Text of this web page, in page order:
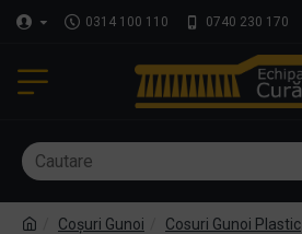
0314 100 110 0740 230 170
Coşuri Gunoi Cosuri Gunoi Plastic